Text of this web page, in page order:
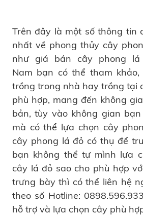
Trên đây là một số thông tin
nhất về phong thủy cây
như giá bán cây phong
Nam bạn có thể tham
trồng trong nhà hay trồng tại
phù hợp, mang đến không
bản, tùy vào không gian
mà có thể lựa chọn cây
cây phong lá đỏ có thụ để
bạn không thể tự mình lựa
cây lá đỏ sao cho phù hợp
trưng bày thì có thể liên hệ
theo số Hotline:
hỗ trợ và lựa chọn cây phù